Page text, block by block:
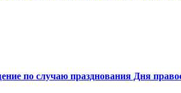
по случаю празднования Дня